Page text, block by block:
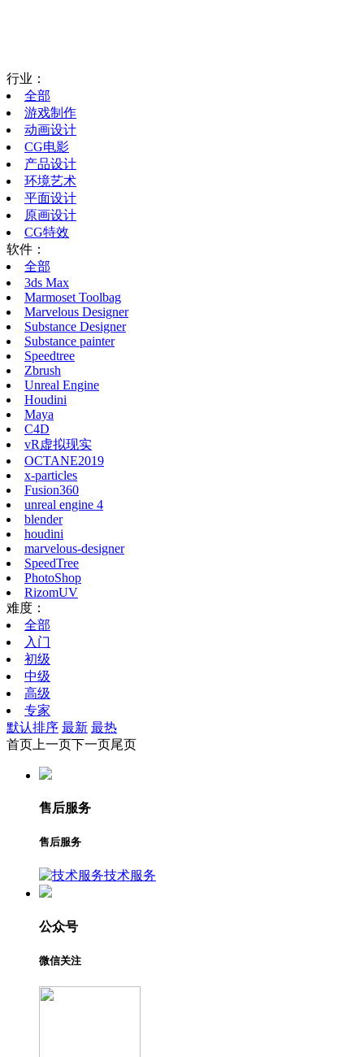
行业：
全部
游戏制作
动画设计
CG电影
产品设计
环境艺术
平面设计
原画设计
CG特效
软件：
全部
3ds Max
Marmoset Toolbag
Marvelous Designer
Substance Designer
Substance painter
Speedtree
Zbrush
Unreal Engine
Houdini
Maya
C4D
vR虚拟现实
OCTANE2019
x-particles
Fusion360
unreal engine 4
blender
houdini
marvelous-designer
SpeedTree
PhotoShop
RizomUV
难度：
全部
入门
初级
中级
高级
专家
默认排序 最新 最热
首页 上一页下一页尾页
售后服务
售后服务
技术服务
公众号
微信关注